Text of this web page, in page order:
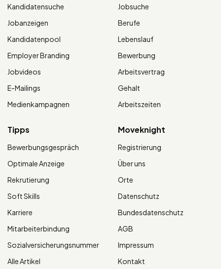
Kandidatensuche
Jobanzeigen
Kandidatenpool
Employer Branding
Jobvideos
E-Mailings
Medienkampagnen
Jobsuche
Berufe
Lebenslauf
Bewerbung
Arbeitsvertrag
Gehalt
Arbeitszeiten
Tipps
Bewerbungsgespräch
Optimale Anzeige
Rekrutierung
Soft Skills
Karriere
Mitarbeiterbindung
Sozialversicherungsnummer
Alle Artikel
Moveknight
Registrierung
Über uns
Orte
Datenschutz
Bundesdatenschutz
AGB
Impressum
Kontakt